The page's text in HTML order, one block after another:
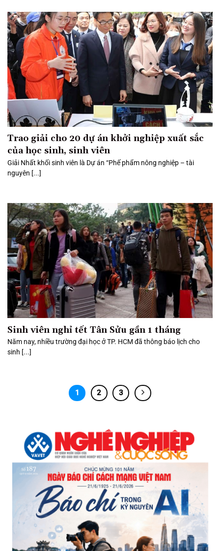
Trao giải cho 20 dự án khởi nghiệp xuất sắc
của học sinh, sinh viên
Giải Nhất khối sinh viên là Dự án “Phế phẩm nông nghiệp – tài
nguyên [...]
Sinh viên nghỉ tết Tân Sửu gần 1 tháng
Năm nay, nhiều trường đại học ở TP. HCM đã thông báo lịch cho
sinh [...]
1 2 3